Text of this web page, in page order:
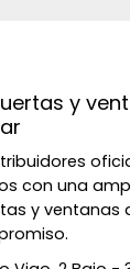
y
con una
y ventanas